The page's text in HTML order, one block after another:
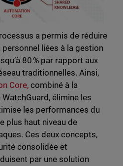
a permis de réduire
personnel liées à la gestion
80 % par rapport aux
traditionnelles. Ainsi,
Core,combiné à la
élimine les
les performances du
plus haut niveau de
Ces deux concepts,
consolidée et
par une solution